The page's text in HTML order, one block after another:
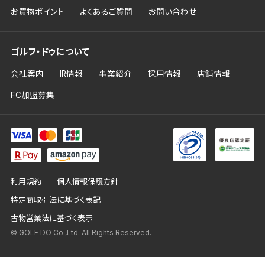
お買物ポイント よくあるご質問 お問い合わせ
ゴルフ・ドゥについて
会社案内 IR情報 事業紹介 採用情報 店舗情報
FC加盟募集
利用規約 個人情報保護方針
特定商取引法に基づく表記
古物営業法に基づく表示
© GOLF DO Co.,Ltd. All Rights Reserved.